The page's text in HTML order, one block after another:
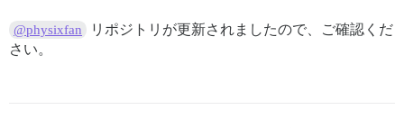
@physixfan
リポジトリが更新されましたので、ご確認くだ
さい。